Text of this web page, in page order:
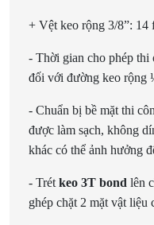
+ Vệt keo rộng 3/8”: 14
- Thời gian cho phép thi
đối với đường keo rộng
- Chuẩn bị bề mặt thi
được làm sạch, không
khác có thể ảnh hưởng
- Trét keo 3T bond lên
ghép chặt 2 mặt vật liệu